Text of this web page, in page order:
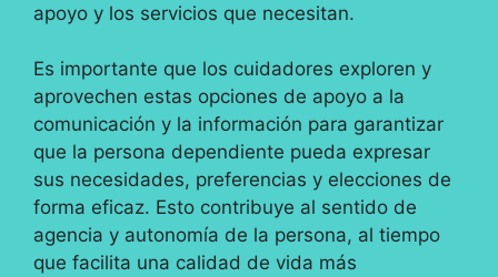
apoyo y los servicios que necesitan.
Es importante que los cuidadores exploren y
aprovechen estas opciones de apoyo a la
comunicación y la información para garantizar
que la persona dependiente pueda expresar
sus necesidades, preferencias y elecciones de
forma eficaz. Esto contribuye al sentido de
agencia y autonomía de la persona, al tiempo
que facilita una calidad de vida más